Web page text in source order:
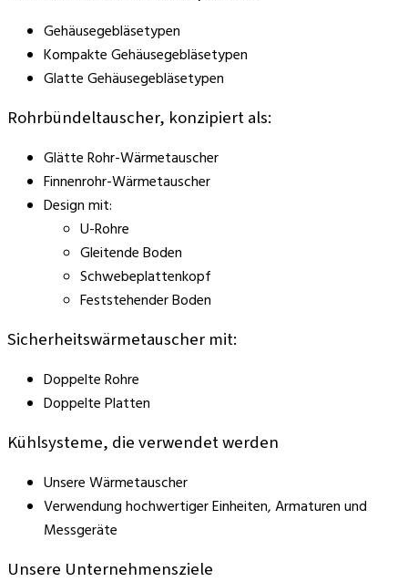
Gehäusegebläsetypen
Kompakte Gehäusegebläsetypen
Glatte Gehäusegebläsetypen
Rohrbündeltauscher, konzipiert als:
Glätte Rohr-Wärmetauscher
Finnenrohr-Wärmetauscher
Design mit:
U-Rohre
Gleitende Boden
Schwebeplattenkopf
Feststehender Boden
Sicherheitswärmetauscher mit:
Doppelte Rohre
Doppelte Platten
Kühlsysteme, die verwendet werden
Unsere Wärmetauscher
Verwendung hochwertiger Einheiten, Armaturen und
Messgeräte
Unsere Unternehmensziele